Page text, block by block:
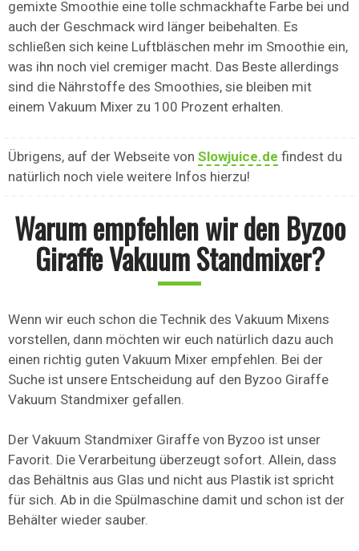
gemixte Smoothie eine tolle schmackhafte Farbe bei und
auch der Geschmack wird länger beibehalten. Es
schließen sich keine Luftbläschen mehr im Smoothie ein,
was ihn noch viel cremiger macht. Das Beste allerdings
sind die Nährstoffe des Smoothies, sie bleiben mit
einem Vakuum Mixer zu 100 Prozent erhalten.
Übrigens, auf der Webseite von Slowjuice.de findest du
natürlich noch viele weitere Infos hierzu!
Warum empfehlen wir den Byzoo
Giraffe Vakuum Standmixer?
Wenn wir euch schon die Technik des Vakuum Mixens
vorstellen, dann möchten wir euch natürlich dazu auch
einen richtig guten Vakuum Mixer empfehlen. Bei der
Suche ist unsere Entscheidung auf den Byzoo Giraffe
Vakuum Standmixer gefallen.
Der Vakuum Standmixer Giraffe von Byzoo ist unser
Favorit. Die Verarbeitung überzeugt sofort. Allein, dass
das Behältnis aus Glas und nicht aus Plastik ist spricht
für sich. Ab in die Spülmaschine damit und schon ist der
Behälter wieder sauber.